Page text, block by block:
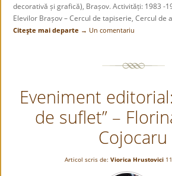
decorativă și grafică), Brașov. Activități: 1983 -
Elevilor Brașov – Cercul de tapiserie, Cercul de
Citeşte mai departe → Un comentariu
Eveniment
de suflet” –
Cojocaru
Articol scris de: Viorica Hrustovici